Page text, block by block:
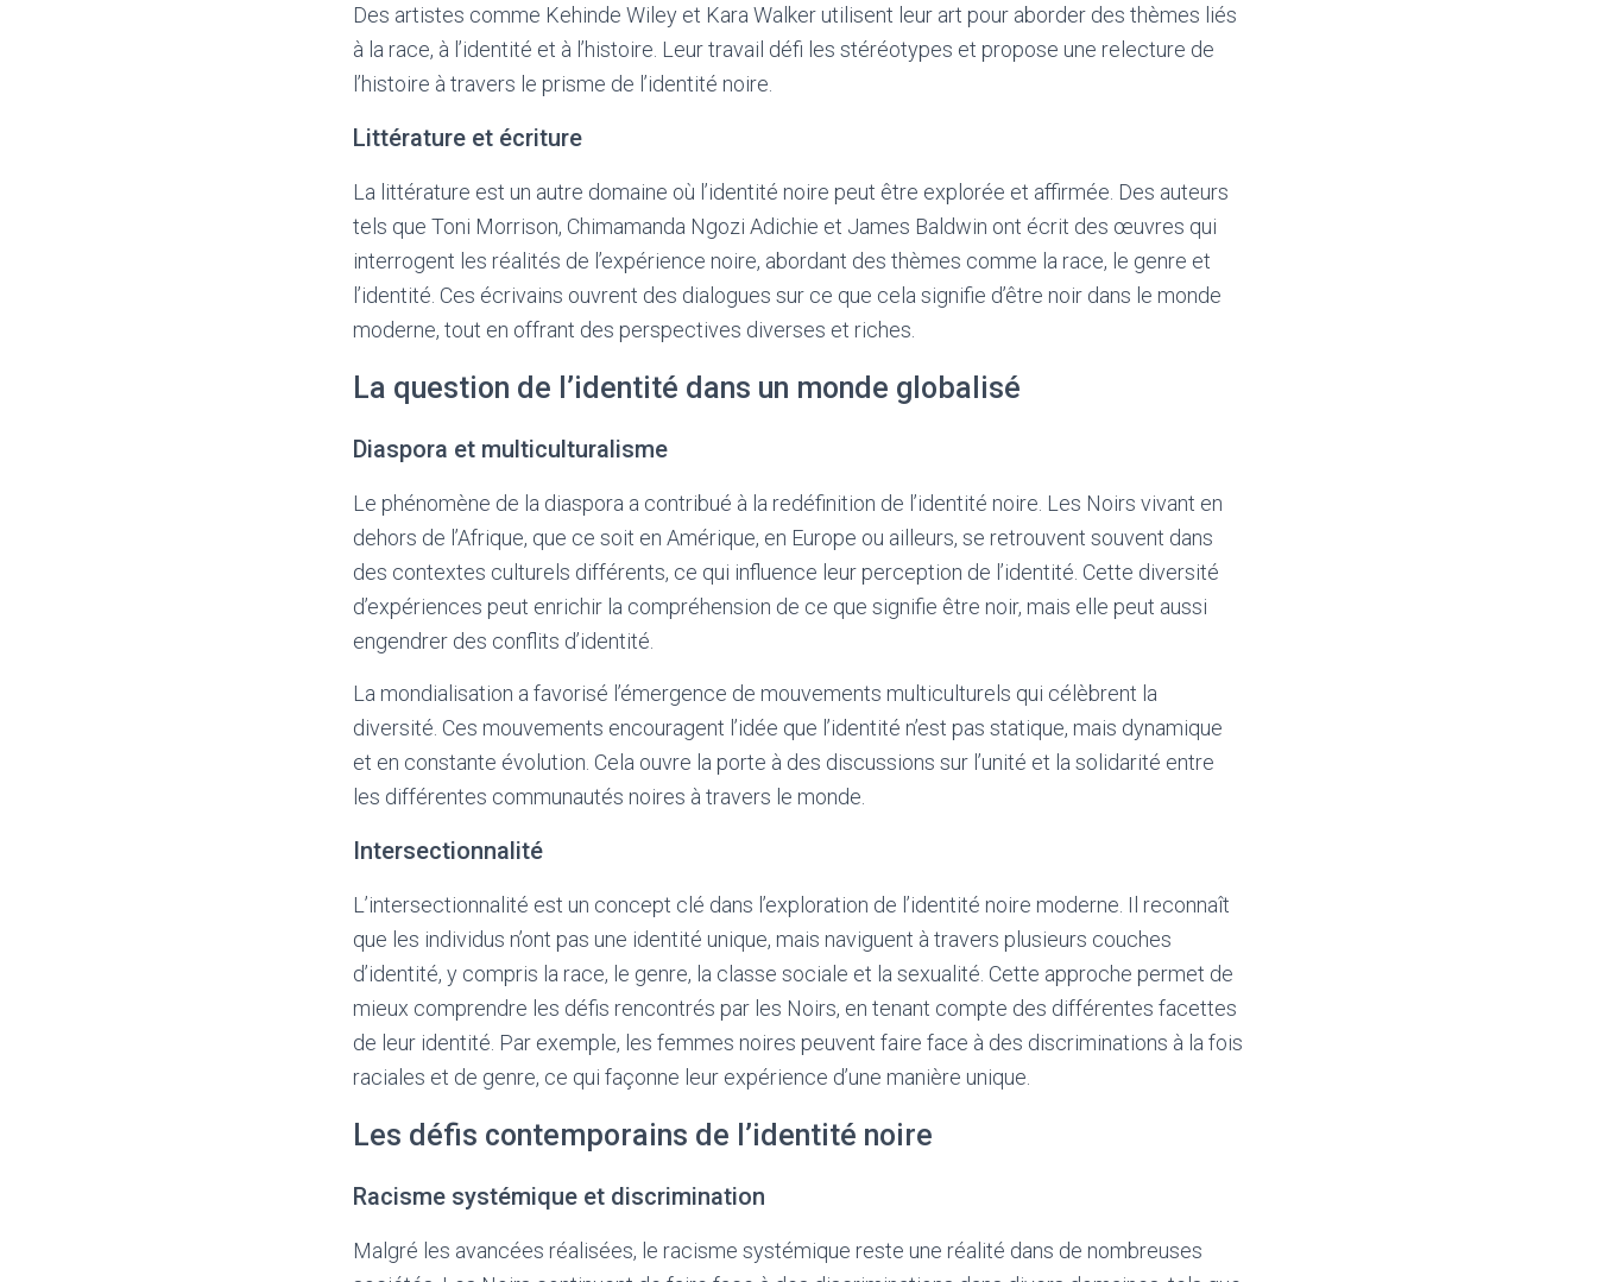
Des artistes comme Kehinde Wiley et Kara Walker utilisent leur art pour aborder des thèmes liés
à la race, à l’identité et à l’histoire. Leur travail défi les stéréotypes et propose une relecture de
l’histoire à travers le prisme de l’identité noire.
Littérature et écriture
La littérature est un autre domaine où l’identité noire peut être explorée et affirmée. Des auteurs
tels que Toni Morrison, Chimamanda Ngozi Adichie et James Baldwin ont écrit des œuvres qui
interrogent les réalités de l’expérience noire, abordant des thèmes comme la race, le genre et
l’identité. Ces écrivains ouvrent des dialogues sur ce que cela signifie d’être noir dans le monde
moderne, tout en offrant des perspectives diverses et riches.
La question de l’identité dans un monde globalisé
Diaspora et multiculturalisme
Le phénomène de la diaspora a contribué à la redéfinition de l’identité noire. Les Noirs vivant en
dehors de l’Afrique, que ce soit en Amérique, en Europe ou ailleurs, se retrouvent souvent dans
des contextes culturels différents, ce qui influence leur perception de l’identité. Cette diversité
d’expériences peut enrichir la compréhension de ce que signifie être noir, mais elle peut aussi
engendrer des conflits d’identité.
La mondialisation a favorisé l’émergence de mouvements multiculturels qui célèbrent la
diversité. Ces mouvements encouragent l’idée que l’identité n’est pas statique, mais dynamique
et en constante évolution. Cela ouvre la porte à des discussions sur l’unité et la solidarité entre
les différentes communautés noires à travers le monde.
Intersectionnalité
L’intersectionnalité est un concept clé dans l’exploration de l’identité noire moderne. Il reconnaît
que les individus n’ont pas une identité unique, mais naviguent à travers plusieurs couches
d’identité, y compris la race, le genre, la classe sociale et la sexualité. Cette approche permet de
mieux comprendre les défis rencontrés par les Noirs, en tenant compte des différentes facettes
de leur identité. Par exemple, les femmes noires peuvent faire face à des discriminations à la fois
raciales et de genre, ce qui façonne leur expérience d’une manière unique.
Les défis contemporains de l’identité noire
Racisme systémique et discrimination
Malgré les avancées réalisées, le racisme systémique reste une réalité dans de nombreuses